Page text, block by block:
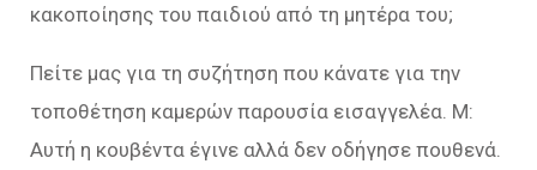
κακοποίησης του παιδιού από τη μητέρα του;
Πείτε μας για τη συζήτηση που κάνατε για την
τοποθέτηση καμερών παρουσία εισαγγελέα. Μ:
Αυτή η κουβέντα έγινε αλλά δεν οδήγησε πουθενά.